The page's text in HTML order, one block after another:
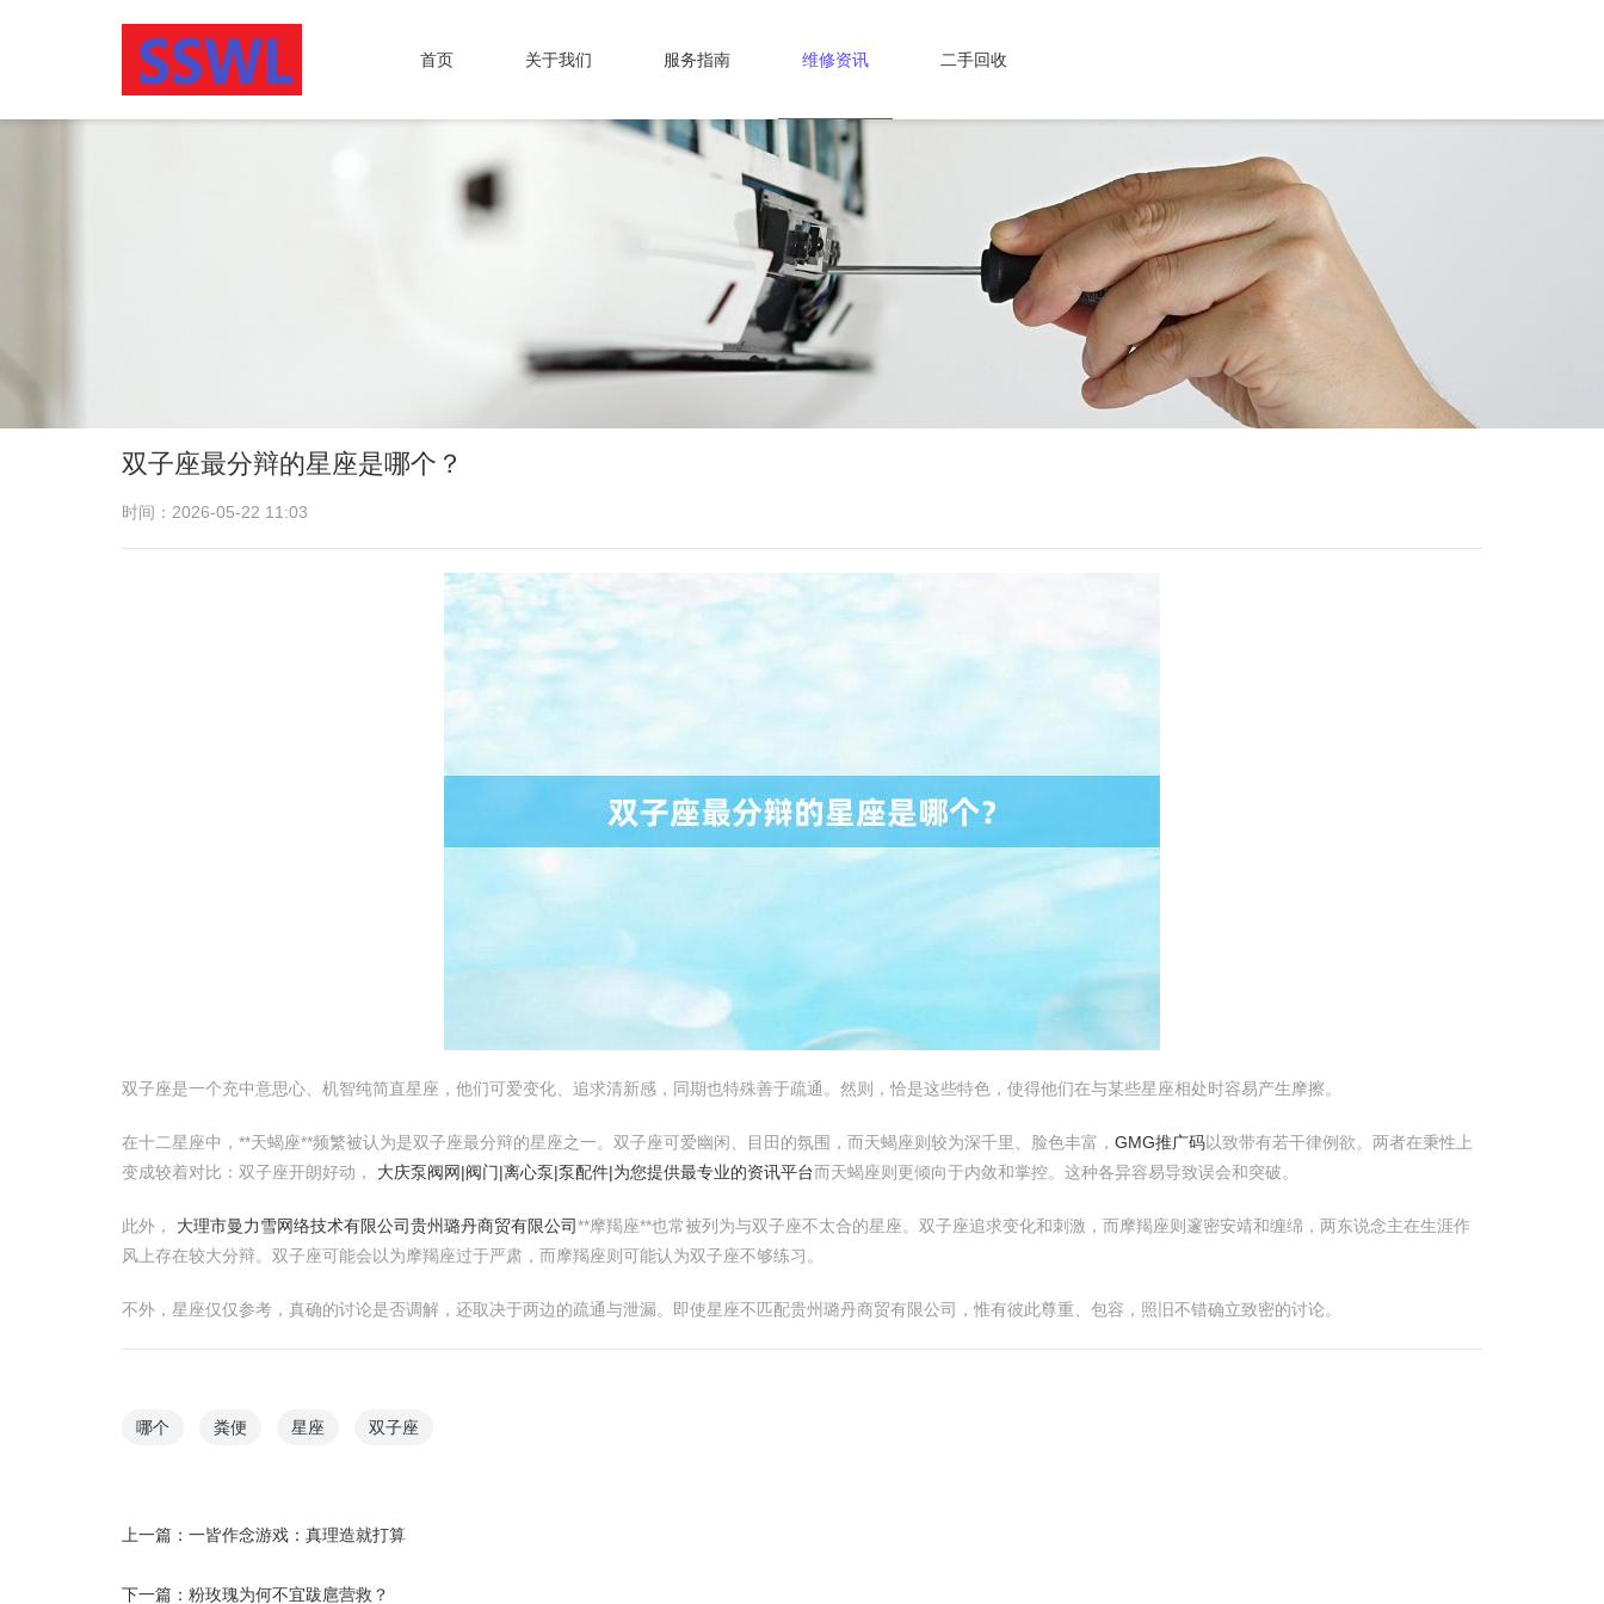
首页 关于我们 服务指南 维修资讯 二手回收
双子座最分辩的星座是哪个？
时间：2026-05-22 11:03
双子座是一个充中意思心、机智纯简直星座，他们可爱变化、追求清新感，同期也特殊善于疏通。然则，恰是这些特色，使得他们在与某些星座相处时容易产生摩擦。
在十二星座中，**天蝎座**频繁被认为是双子座最分辩的星座之一。双子座可爱幽闲、目田的氛围，而天蝎座则较为深千里、脸色丰富， GMG推广码以致带有若干律例欲。两者在秉性上
变成较着对比：双子座开朗好动， 大庆泵阀网|阀门|离心泵|泵配件|为您提供最专业的资讯平台而天蝎座则更倾向于内敛和掌控。这种各异容易导致误会和突破。
此外， 大理市曼力雪网络技术有限公司贵州璐丹商贸有限公司**摩羯座**也常被列为与双子座不太合的星座。双子座追求变化和刺激，而摩羯座则邃密安靖和缠绵，两东说念主在生涯作
风上存在较大分辩。双子座可能会以为摩羯座过于严肃，而摩羯座则可能认为双子座不够练习。
不外，星座仅仅参考，真确的讨论是否调解，还取决于两边的疏通与泄漏。即使星座不匹配贵州璐丹商贸有限公司，惟有彼此尊重、包容，照旧不错确立致密的讨论。
哪个 粪便 星座 双子座
上一篇： 一皆作念游戏：真理造就打算
下一篇： 粉玫瑰为何不宜跋扈营救？